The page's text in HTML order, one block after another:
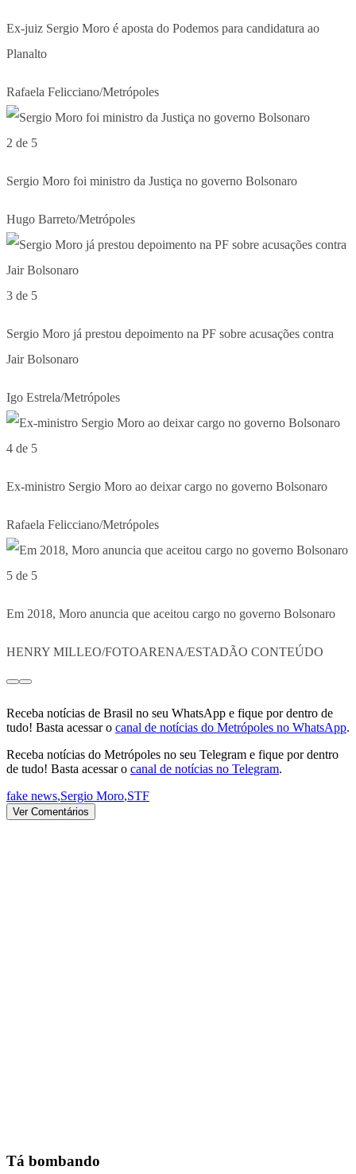
Ex-juiz Sergio Moro é aposta do Podemos para candidatura ao
Planalto
Rafaela Felicciano/Metrópoles
2 de 5
Sergio Moro foi ministro da Justiça no governo Bolsonaro
Hugo Barreto/Metrópoles
3 de 5
Sergio Moro já prestou depoimento na PF sobre acusações contra
Jair Bolsonaro
Igo Estrela/Metrópoles
4 de 5
Ex-ministro Sergio Moro ao deixar cargo no governo Bolsonaro
Rafaela Felicciano/Metrópoles
5 de 5
Em 2018, Moro anuncia que aceitou cargo no governo Bolsonaro
HENRY MILLEO/FOTOARENA/ESTADÃO CONTEÚDO
Receba notícias de Brasil no seu WhatsApp e fique por dentro de
tudo! Basta acessar o canal de notícias do Metrópoles no WhatsApp.
Receba notícias do Metrópoles no seu Telegram e fique por dentro
de tudo! Basta acessar o canal de notícias no Telegram.
fake news,Sergio Moro,STF
Ver Comentários
Tá bombando